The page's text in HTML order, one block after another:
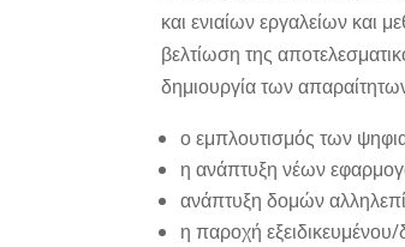
και ενιαίων εργαλείων
βελτίωση της
δημιουργία των
ο εμπλουτισμός των
η ανάπτυξη νέων
ανάπτυξη δομών
η παροχή